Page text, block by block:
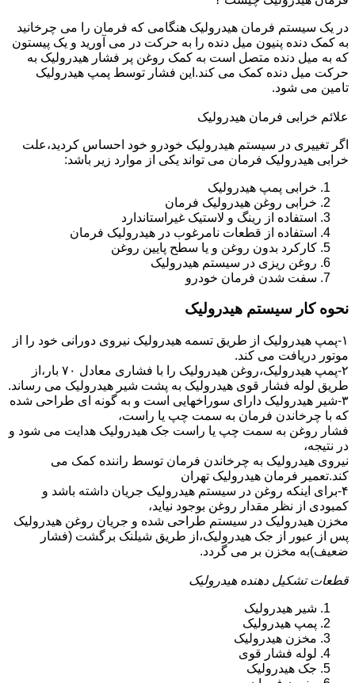
در یک سیستم فرمان هیدرولیک هنگامی که فرمان را می چرخانید
به کمک دنده پنیون میل دنده را به حرکت در می آورید و یک پیستون
که به میل دنده متصل است به کمک روغن پر فشار هیدرولیک به
حرکت میل دنده کمک می کند.این فشار توسط پمپ هیدرولیک
تامین می شود.
علائم خرابی فرمان هیدرولیک
اگر تغییری در سیستم هیدرولیک خودرو خود احساس کردید،علت
خرابی هیدرولیک فرمان می تواند یکی از موارد زیر باشد:
خرابی پمپ هیدرولیک
خرابی روغن هیدرولیک فرمان
استفاده از رینگ و لاستیک غیراستاندارد
استفاده از قطعات نامرغوب در هیدرولیک فرمان
کارکرد بدون روغن و یا سطح پایین روغن
روغن ریزی در سیستم هیدرولیک
سفت شدن فرمان خودرو
نحوه کار سیستم هیدرولیک
۱-پمپ هیدرولیک از طریق تسمه هیدرولیک نیروی دورانی خود را از
موتور دریافت می کند.
۲-پمپ هیدرولیک،روغن هیدرولیک را با فشاری معادل ۷۰ بار،از
طریق لوله فشار قوی هیدرولیک به پشت شیر هیدرولیک می رساند.
۳-شیر هیدرولیک دارای سوراخهایی است و به گونه ای طراحی شده
که با چرخاندن فرمان به سمت چپ یا راست،
فشار روغن به سمت چپ یا راست جک هیدرولیک هدایت می شود و
در نتیجه،
نیروی هیدرولیک به چرخاندن فرمان توسط راننده کمک می
کند.تعمیر فرمان هیدرولیک تهران
۴-برای اینکه روغن در سیستم هیدرولیک جریان داشته باشد و
کمبودی از نظر مقدار روغن بوجود نیاید،
مخزن هیدرولیک در سیستم طراحی شده و جریان روغن هیدرولیک
پس از عبور از جک هیدرولیک،از طریق شیلنک برگشت (فشار
ضعیف)به مخزن بر می گردد.
قطعات تشکیل دهنده هیدرولیک
شیر هیدرولیک
پمپ هیدرولیک
مخزن هیدرولیک
لوله فشار قوی
جک هیدرولیک